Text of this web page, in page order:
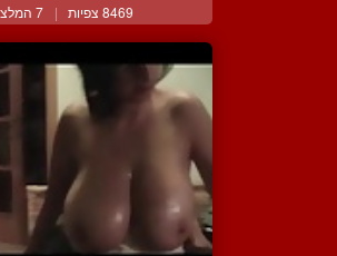
8469 צפיות | 7 המלצות